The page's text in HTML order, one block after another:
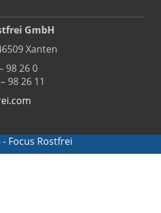
GmbH
Xanten
98 26 0
98 26 11
Focus Rostfrei